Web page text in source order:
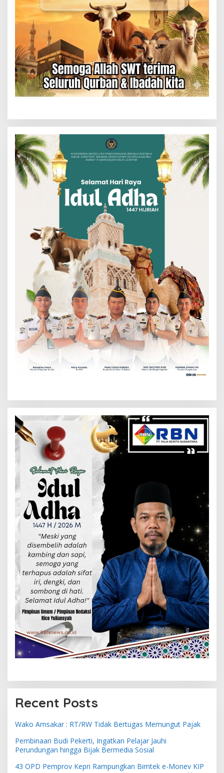
Recent Posts
Wako Amsakar : RT/RW Tidak Bertugas Memungut Pajak
Pembinaan Budi Pekerti, Ingatkan Pelajar Jauhi
Perundungan hingga Bijak Bermedia Sosial
43 OPD Pemprov Kepri Rampungkan Bimtek e-Monev KIP